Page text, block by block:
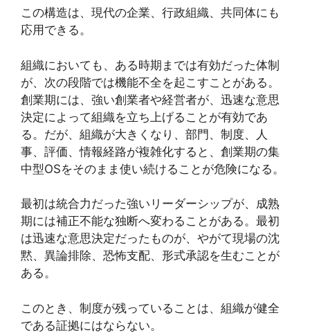
この構造は、現代の企業、行政組織、共同体にも
応用できる。
組織においても、ある時期までは有効だった体制
が、次の段階では機能不全を起こすことがある。
創業期には、強い創業者や経営者が、迅速な意思
決定によって組織を立ち上げることが有効であ
る。だが、組織が大きくなり、部門、制度、人
事、評価、情報経路が複雑化すると、創業期の集
中型OSをそのまま使い続けることが危険になる。
最初は統合力だった強いリーダーシップが、成熟
期には補正不能な独断へ変わることがある。最初
は迅速な意思決定だったものが、やがて現場の沈
黙、異論排除、恐怖支配、形式承認を生むことが
ある。
このとき、制度が残っていることは、組織が健全
である証拠にはならない。